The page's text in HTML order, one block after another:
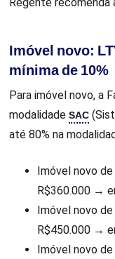
Imóvel novo:
mínima de 10%
Para imóvel novo, a
modalidadeSAC
até 80% na
Imóvel novo
R$360.000 →
Imóvel novo
R$450.000 →
Imóvel novo